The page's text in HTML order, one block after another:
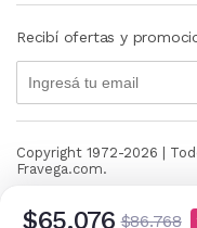
$65.076 $86.768
Recibí ofertas y
Copyright 1972-2026 |
Fravega.com.